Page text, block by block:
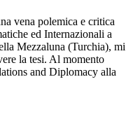
vena polemica e critica
ed Internazionali a
Mezzaluna (Turchia), mi
la tesi. Al momento
and Diplomacy alla